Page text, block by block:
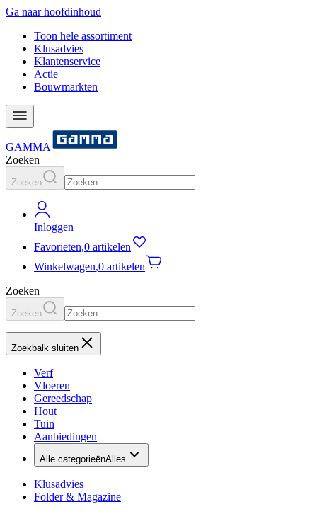
Ga naar hoofdinhoud
Toon hele assortiment
Klusadvies
Klantenservice
Actie
Bouwmarkten
GAMMA
Zoeken
Zoeken
Inloggen
Favorieten,0 artikelen
Winkelwagen,0 artikelen
Zoeken
Zoeken
Zoekbalk sluiten
Verf
Vloeren
Gereedschap
Hout
Tuin
Aanbiedingen
Alle categorieënAlles
Klusadvies
Folder & Magazine